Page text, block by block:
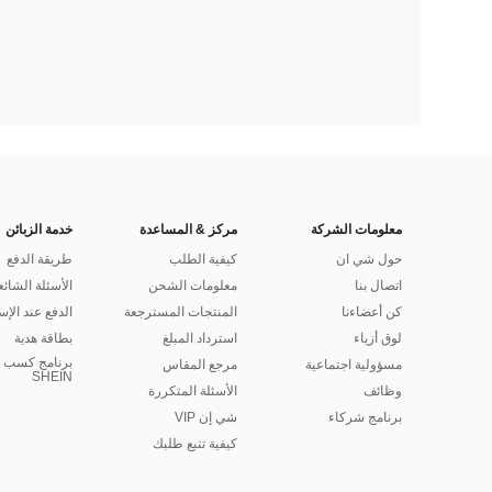
معلومات الشركة
حول شي ان
اتصال بنا
كن أعضاءنا
لوق أزياء
مسؤولية اجتماعية
وظائف
برنامج شركاء
مركز & المساعدة
كيفية الطلب
معلومات الشحن
المنتجات المسترجعة
استرداد المبلغ
مرجع المقاس
الأسئلة المتكررة
شي إن VIP
كيفية تتبع طلبك
خدمة الزبائن
طريقة الدفع
الأسئلة
الدفع عند
بطاقة هدية
برنامج كسب
SHEIN